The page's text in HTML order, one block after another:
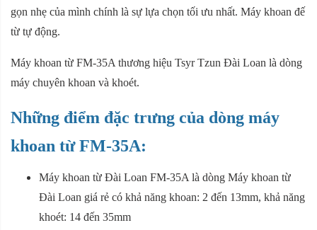
gọn nhẹ của mình chính là sự lựa chọn tối ưu nhất. Máy khoan đế
từ tự động.
Máy khoan từ FM-35A thương hiệu Tsyr Tzun Đài Loan là dòng
máy chuyên khoan và khoét.
Những điểm đặc trưng của dòng máy
khoan từ FM-35A:
Máy khoan từ Đài Loan FM-35A là dòng Máy khoan từ
Đài Loan giá rẻ có khả năng khoan: 2 đến 13mm, khả năng
khoét: 14 đến 35mm